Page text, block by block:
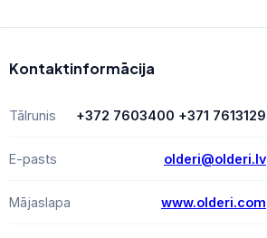
Kontaktinformācija
Tālrunis +372 7603400 +371 7613129
E-pasts olderi@olderi.lv
Mājaslapa www.olderi.com